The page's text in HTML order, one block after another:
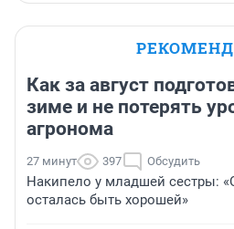
Как за август
зиме и не потерять
агронома
27 минут 397 Обсудить
Накипело у младшей сестры:
осталась быть хорошей»